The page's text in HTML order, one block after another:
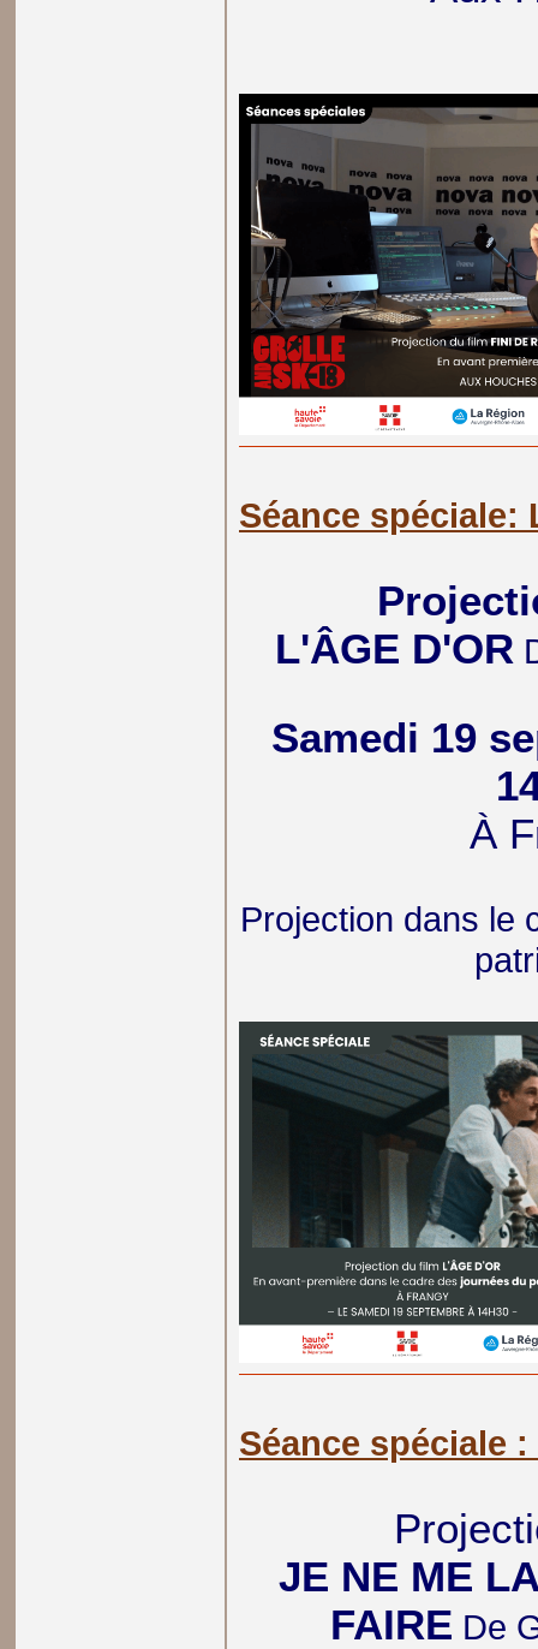
Séance spéciale:
L'ÂGE D'OR
Samedi 19
À
Projection dans le
Séance spéciale
JE NE ME
FAIRE De